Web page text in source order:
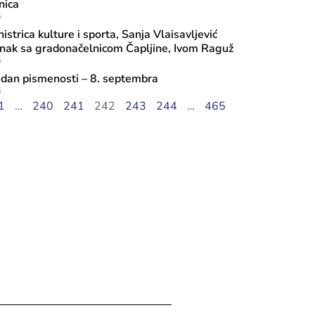
2026
kulture i sporta, Sanja Vlaisavljević
sa gradonačelnicom Čapljine, Ivom Raguž
pismenosti – 8. septembra
1 … 240 241 242 243 244 …
465